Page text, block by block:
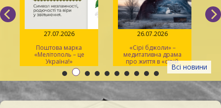
Всі новини
27.07.2026
Поштова марка
«Мелітополь – це
Україна!»
26.07.2026
«Сірі бджоли» –
медитативна драма
про життя в «сірій
зоні»